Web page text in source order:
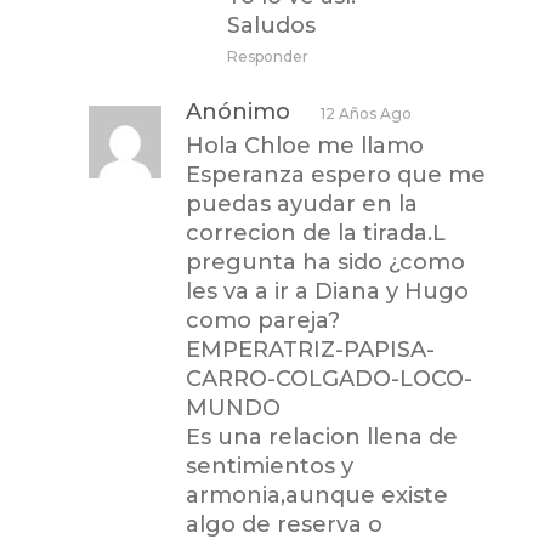
Saludos
Responder
Anónimo 12 Años Ago
Hola Chloe me llamo
Esperanza espero que me
puedas ayudar en la
correcion de la tirada.L
pregunta ha sido ¿como
les va a ir a Diana y Hugo
como pareja?
EMPERATRIZ-PAPISA-
CARRO-COLGADO-LOCO-
MUNDO
Es una relacion llena de
sentimientos y
armonia,aunque existe
algo de reserva o